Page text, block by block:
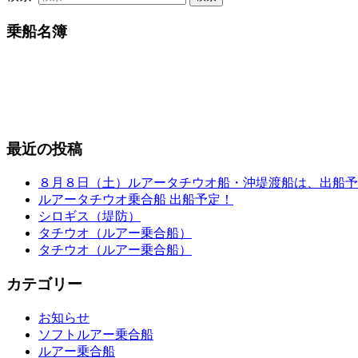
乗船名簿
最近の投稿
８月８日（土）ルアータチウオ船・沖堤渡船は、出船
ルアータチウオ乗合船 出船予定！
シロギス（堤防）
タチウオ（ルアー乗合船）
タチウオ（ルアー乗合船）
カテゴリー
お知らせ
ソフトルアー乗合船
ルアー乗合船